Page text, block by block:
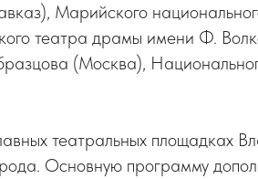
Марийского
театра драмы имени Ф.
(Москва),
театральных площадках
Основную программу